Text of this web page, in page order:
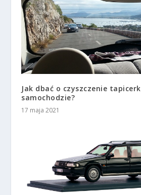
Jak dbać o czyszczenie
samochodzie?
17 maja 2021